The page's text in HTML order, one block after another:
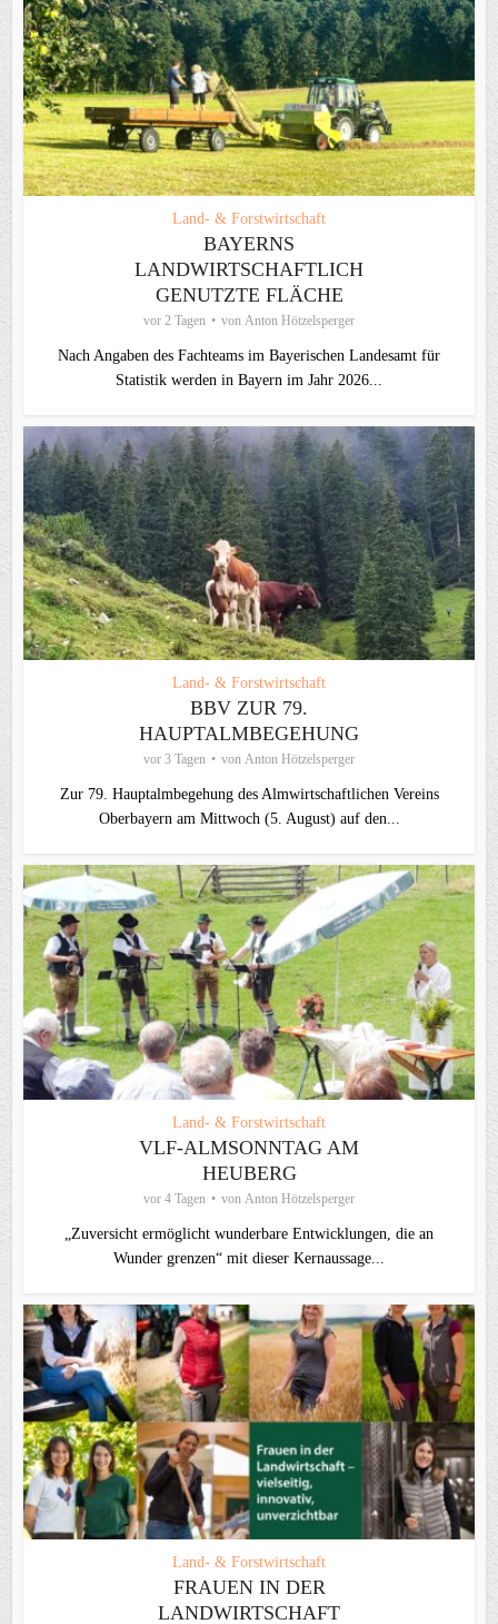
Land- & Forstwirtschaft
BAYERNS
LANDWIRTSCHAFTLICH
GENUTZTE FLÄCHE
vor 2 Tagen von Anton Hötzelsperger
Nach Angaben des Fachteams im Bayerischen Landesamt für
Statistik werden in Bayern im Jahr 2026...
Land- & Forstwirtschaft
BBV ZUR 79.
HAUPTALMBEGEHUNG
vor 3 Tagen von Anton Hötzelsperger
Zur 79. Hauptalmbegehung des Almwirtschaftlichen Vereins
Oberbayern am Mittwoch (5. August) auf den...
Land- & Forstwirtschaft
VLF-ALMSONNTAG AM
HEUBERG
vor 4 Tagen von Anton Hötzelsperger
„Zuversicht ermöglicht wunderbare Entwicklungen, die an
Wunder grenzen“ mit dieser Kernaussage...
Land- & Forstwirtschaft
FRAUEN IN DER
LANDWIRTSCHAFT